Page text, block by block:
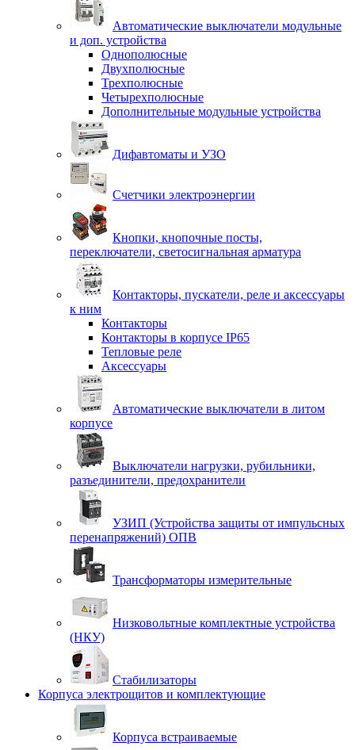
Автоматические выключатели модульные
и доп. устройства
Однополюсные
Двухполюсные
Трехполюсные
Четырехполюсные
Дополнительные модульные устройства
Дифавтоматы и УЗО
Счетчики электроэнергии
Кнопки, кнопочные посты,
переключатели, светосигнальная арматура
Контакторы, пускатели, реле и аксессуары
к ним
Контакторы
Контакторы в корпусе IP65
Тепловые реле
Аксессуары
Автоматические выключатели в литом
корпусе
Выключатели нагрузки, рубильники,
разъединители, предохранители
УЗИП (Устройства защиты от импульсных
перенапряжений) ОПВ
Трансформаторы измерительные
Низковольтные комплектные устройства
(НКУ)
Стабилизаторы
Корпуса электрощитов и комплектующие
Корпуса встраиваемые